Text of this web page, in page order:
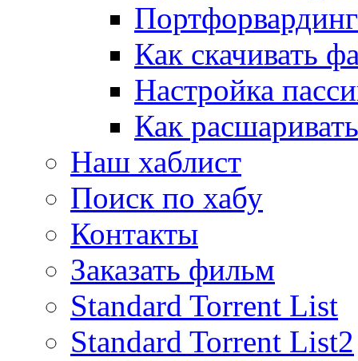
Портфорвардинг
Как скачивать
Настройка
Как
Наш хаблист
Поиск по хабу
Контакты
Заказать фильм
Standard Torrent List
Standard Torrent List2